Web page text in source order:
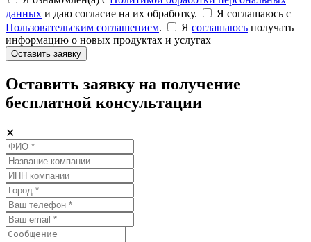
данных и даю согласие на их обработку.
Я соглашаюсь c
Пользовательским соглашением. Я соглашаюсь получать
информацию о новых продуктах и услугах
Оставить заявку
Оставить заявку на получение
бесплатной консультации
✕